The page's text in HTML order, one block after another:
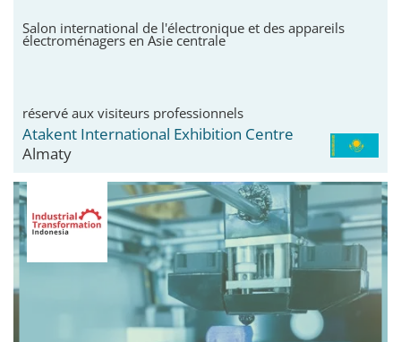
Salon international de l'électronique et des appareils
électroménagers en Asie centrale
réservé aux visiteurs professionnels
Atakent International Exhibition Centre
Almaty